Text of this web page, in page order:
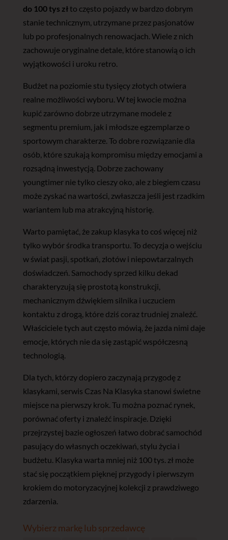
do 100 tys złto często pojazdy w bardzo dobrym
stanie technicznym, utrzymane przez pasjonatów
lub po profesjonalnych renowacjach. Wiele z nich
zachowuje oryginalne detale, które stanowią o ich
wyjątkowości i uroku retro.
Budżet na poziomie stu tysięcy złotych otwiera
realne możliwości wyboru. W tej kwocie można
kupić zarówno dobrze utrzymane modele z
segmentu premium, jak i młodsze egzemplarze o
sportowym charakterze. To dobre rozwiązanie dla
osób, które szukają kompromisu między emocjami a
rozsądną inwestycją. Dobrze zachowany
youngtimer nie tylko cieszy oko, ale z biegiem czasu
może zyskać na wartości, zwłaszcza jeśli jest rzadkim
wariantem lub ma atrakcyjną historię.
Warto pamiętać, że zakup klasyka to coś więcej niż
tylko wybór środka transportu. To decyzja o wejściu
w świat pasji, spotkań, zlotów i niepowtarzalnych
doświadczeń. Samochody sprzed kilku dekad
charakteryzują się prostotą konstrukcji,
mechanicznym dźwiękiem silnika i uczuciem
kontaktu z drogą, które dziś coraz trudniej znaleźć.
Właściciele tych aut często mówią, że jazda nimi daje
emocje, których nie da się zastąpić współczesną
technologią.
Dla tych, którzy dopiero zaczynają przygodę z
klasykami, serwis Czas Na Klasyka stanowi świetne
miejsce na pierwszy krok. Tu można poznać rynek,
porównać oferty i znaleźć inspiracje. Dzięki
przejrzystej bazie ogłoszeń łatwo dobrać samochód
pasujący do własnych oczekiwań, stylu życia i
budżetu. Klasyka warta mniej niż 100 tys. zł może
stać się początkiem pięknej przygody i pierwszym
krokiem do motoryzacyjnej kolekcji z prawdziwego
zdarzenia.
Wybierz markę lub sprzedawcę